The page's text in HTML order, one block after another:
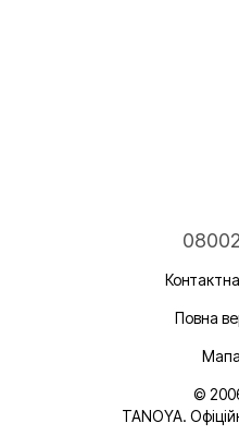
Повна
©
TANOYA.